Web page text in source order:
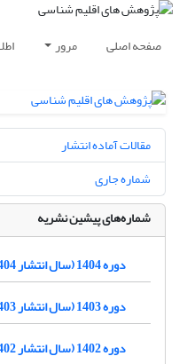
صفحه اصلی مرور
مقالات آماده انتشار
شماره جاری
شماره‌های پیشین نشریه
دوره 1404 (سال انتشار 1404)
دوره 1403 (سال انتشار 1403)
دوره 1402 (سال انتشار 1402)